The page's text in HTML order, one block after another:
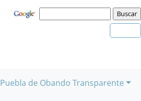
Puebla de Obando Transparente